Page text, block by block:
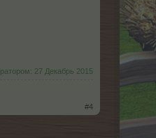
27 Декабрь 2015
#4